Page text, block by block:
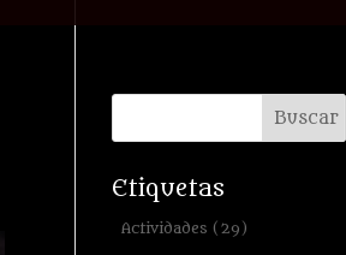
Etiquetas
Actividades (29)